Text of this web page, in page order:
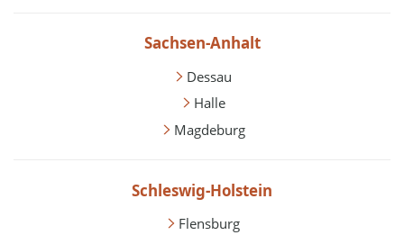
Sachsen-Anhalt
Dessau
Halle
Magdeburg
Schleswig-Holstein
Flensburg